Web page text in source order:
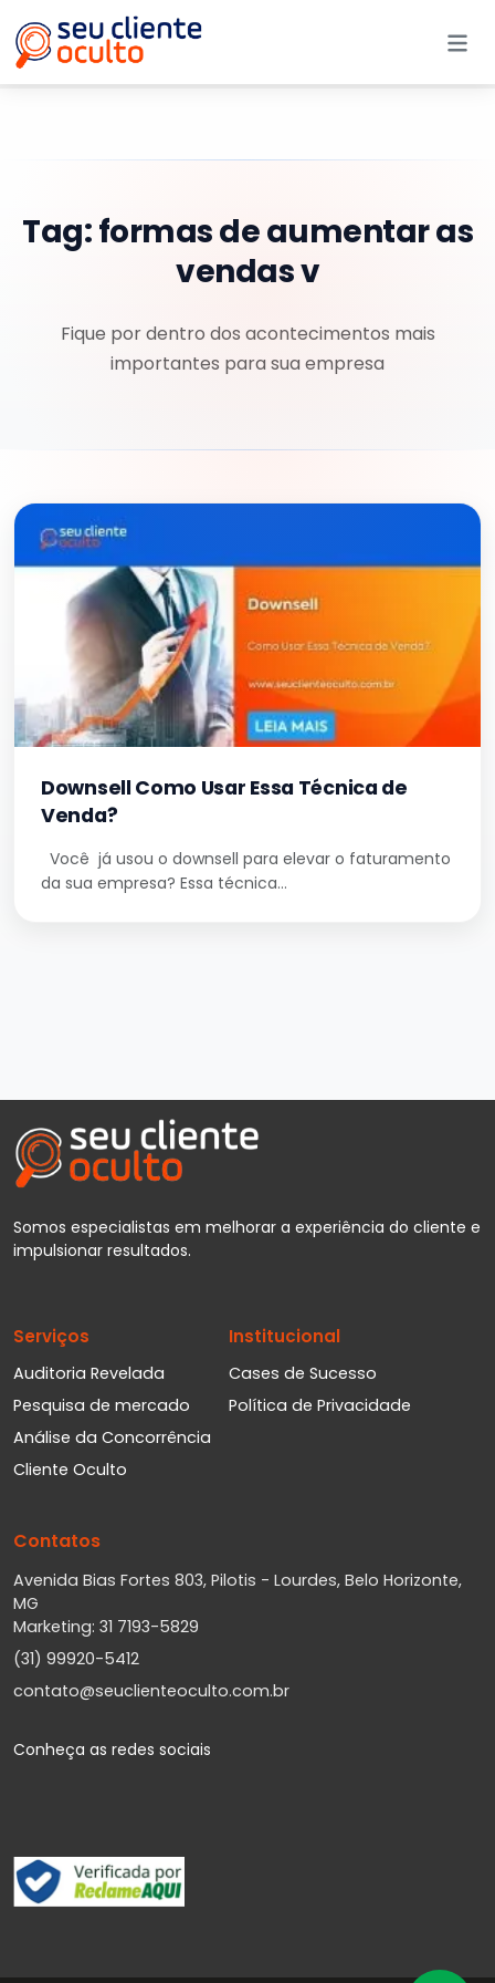
Tag:formas de aumentar as
vendas v
Fique por dentro dos acontecimentos mais
importantes para sua empresa
Downsell Como Usar Essa Técnica de
Venda?
Você já usou o downsell para elevar o faturamento
da sua empresa? Essa técnica…
Somos especialistas em melhorar a experiência do cliente e
impulsionar resultados.
Serviços
Auditoria Revelada
Pesquisa de mercado
Análise da Concorrência
Cliente Oculto
Institucional
Cases de Sucesso
Política de Privacidade
Contatos
Avenida Bias Fortes 803, Pilotis - Lourdes, Belo Horizonte,
MG
Marketing: 31 7193-5829
(31) 99920-5412
contato@seuclienteoculto.com.br
Conheça as redes sociais